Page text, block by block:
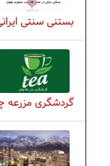
بستنی سنتی
گردشگری مزرعه